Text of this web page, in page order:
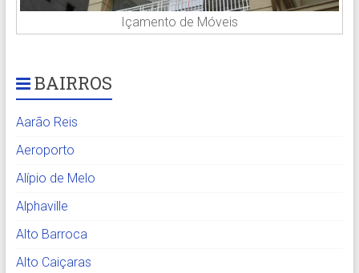
Içamento de Móveis
BAIRROS
Aarão Reis
Aeroporto
Alípio de Melo
Alphaville
Alto Barroca
Alto Caiçaras